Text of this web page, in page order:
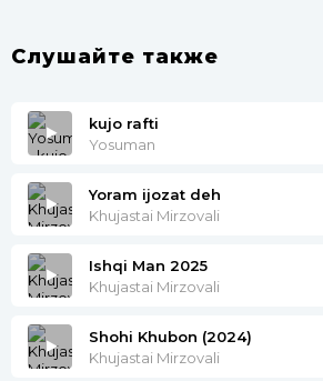
Слушайте также
kujo rafti
Yosuman
Yoram ijozat deh
Khujastai Mirzovali
Ishqi Man 2025
Khujastai Mirzovali
Shohi Khubon (2024)
Khujastai Mirzovali